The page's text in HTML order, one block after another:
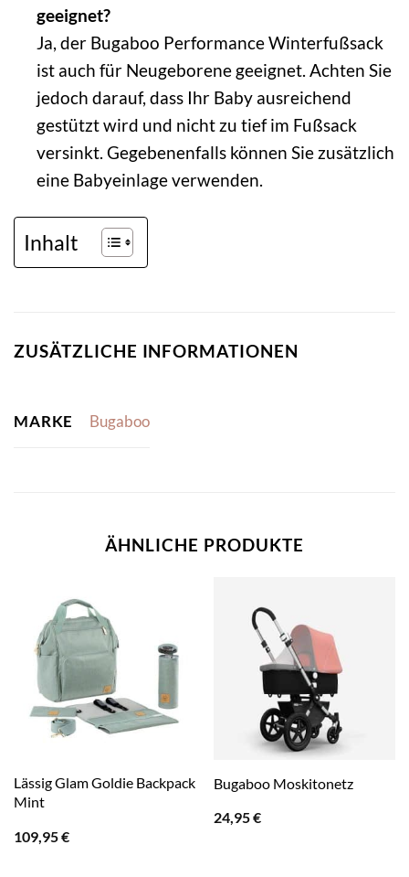
geeignet?
Ja, der Bugaboo Performance Winterfußsack
ist auch für Neugeborene geeignet. Achten Sie
jedoch darauf, dass Ihr Baby ausreichend
gestützt wird und nicht zu tief im Fußsack
versinkt. Gegebenenfalls können Sie zusätzlich
eine Babyeinlage verwenden.
Inhalt
ZUSÄTZLICHE INFORMATIONEN
MARKE Bugaboo
ÄHNLICHE PRODUKTE
Lässig Glam Goldie Backpack
Mint
109,95€
Bugaboo Moskitonetz
24,95€